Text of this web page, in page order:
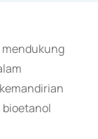
mendukung